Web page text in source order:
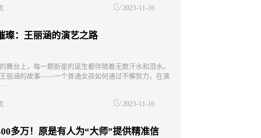
2023-11-16
璨：王丽涵的演艺之路
舞台上，每一颗新星的诞生都伴随着无数汗水和泪水。
丽涵的故事——一个普通女孩如何通过不懈努力，在演
2023-11-16
多万！原是有人为“大师”提供精准信